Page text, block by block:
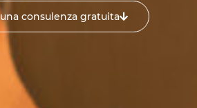
consulenza gratuita